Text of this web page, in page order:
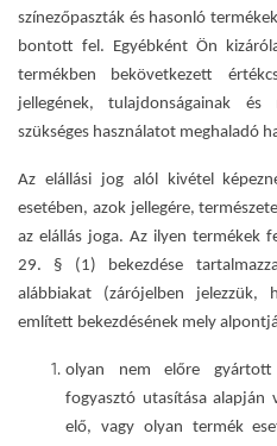
színezőpaszták és hasonló
bontott fel. Egyébként Ön
termékben bekövetkezett
jellegének, tulajdonságainak és
szükséges használatot meghaladó
Az elállási jog alól kivétel
esetében, azok jellegére,
az elállás joga. Az ilyen termékek
29. § (1) bekezdése
alábbiakat (zárójelben jelezzük,
említett bekezdésének mely
olyan nem előre
fogyasztó utasítása alapján
elő, vagy olyan termék